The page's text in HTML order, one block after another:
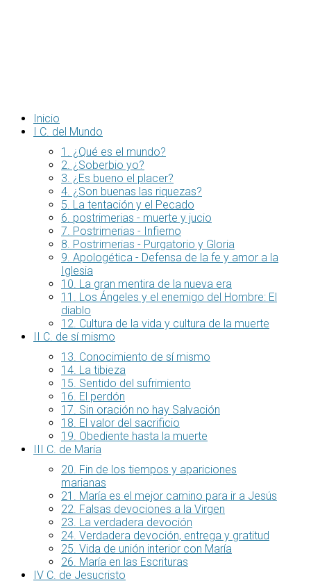
Inicio
I C. del Mundo
1. ¿Qué es el mundo?
2. ¿Soberbio yo?
3. ¿Es bueno el placer?
4. ¿Son buenas las riquezas?
5. La tentación y el Pecado
6. postrimerias - muerte y jucio
7. Postrimerias - Infierno
8. Postrimerias - Purgatorio y Gloria
9. Apologética - Defensa de la fe y amor a la
Iglesia
10. La gran mentira de la nueva era
11. Los Ángeles y el enemigo del Hombre: El
diablo
12. Cultura de la vida y cultura de la muerte
II C. de sí mismo
13. Conocimiento de sí mismo
14. La tibieza
15. Sentido del sufrimiento
16. El perdón
17. Sin oración no hay Salvación
18. El valor del sacrificio
19. Obediente hasta la muerte
III C. de María
20. Fin de los tiempos y apariciones
marianas
21. María es el mejor camino para ir a Jesús
22. Falsas devociones a la Virgen
23. La verdadera devoción
24. Verdadera devoción, entrega y gratitud
25. Vida de unión interior con María
26. María en las Escrituras
IV C. de Jesucristo